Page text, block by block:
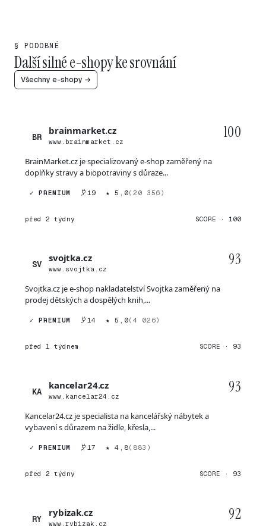
§ PODOBNÉ
Další silné e-shopy ke srovnání
Všechny e-shopy →
BR
brainmarket.cz
www.brainmarket.cz
100
BrainMarket.cz je specializovaný e-shop zaměřený na
doplňky stravy a biopotraviny s důraze...
✓ PREMIUM 19 ★ 5,0(20 356)
před 2 týdny SCORE · 100
SV
svojtka.cz
www.svojtka.cz
93
Svojtka.cz je e-shop nakladatelství Svojtka zaměřený na
prodej dětských a dospělých knih,...
✓ PREMIUM 14 ★ 5,0(4 026)
před 1 týdnem SCORE · 93
KA
kancelar24.cz
www.kancelar24.cz
93
Kancelar24.cz je specialista na kancelářský nábytek a
vybavení s důrazem na židle, křesla,...
✓ PREMIUM 17 ★ 4,8(883)
před 2 týdny SCORE · 93
RY
rybizak.cz
www.rybizak.cz
92